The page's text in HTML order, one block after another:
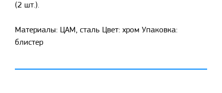
(2 шт.).
Материалы: ЦАМ, сталь Цвет: хром Упаковка:
блистер